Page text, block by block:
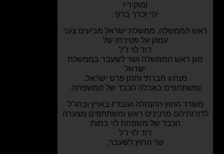
יהי זכרך ברוך.
הממשלה, ממשלת ישראל מביעים צער
עמוק על פטירתו של
דוד לוי ז"ל
ראש הממשלה ושר לשעבר בממשלת
מנהיג חברתי וחתן פרס ישראל.
באבלה הכבד של המשפחה.
החוץ ההנהלה ועובדיו בארץ ובחו"ל
מרכינים ראש ומשתתפים מצערה
הכבד של משפחת לוי במות
דוד לוי ז"ל
שר החוץ לשעבר.